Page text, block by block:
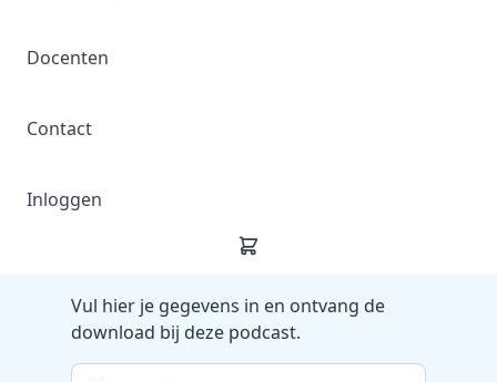
Docenten
Contact
Inloggen
Vul hier je gegevens in en ontvang de
download bij deze podcast.